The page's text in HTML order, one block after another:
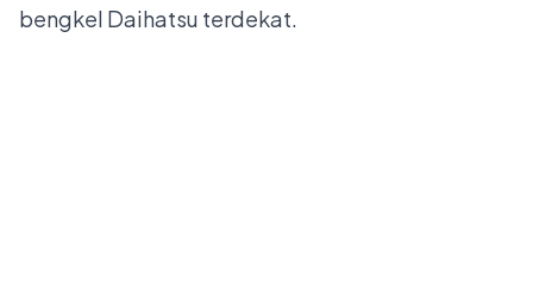
bengkel Daihatsu terdekat